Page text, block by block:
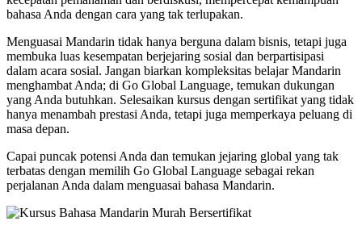
bahasa Anda dengan cara yang tak terlupakan.
Menguasai Mandarin tidak hanya berguna dalam bisnis, tetapi juga
membuka luas kesempatan berjejaring sosial dan berpartisipasi
dalam acara sosial. Jangan biarkan kompleksitas belajar Mandarin
menghambat Anda; di Go Global Language, temukan dukungan
yang Anda butuhkan. Selesaikan kursus dengan sertifikat yang tidak
hanya menambah prestasi Anda, tetapi juga memperkaya peluang di
masa depan.
Capai puncak potensi Anda dan temukan jejaring global yang tak
terbatas dengan memilih Go Global Language sebagai rekan
perjalanan Anda dalam menguasai bahasa Mandarin.